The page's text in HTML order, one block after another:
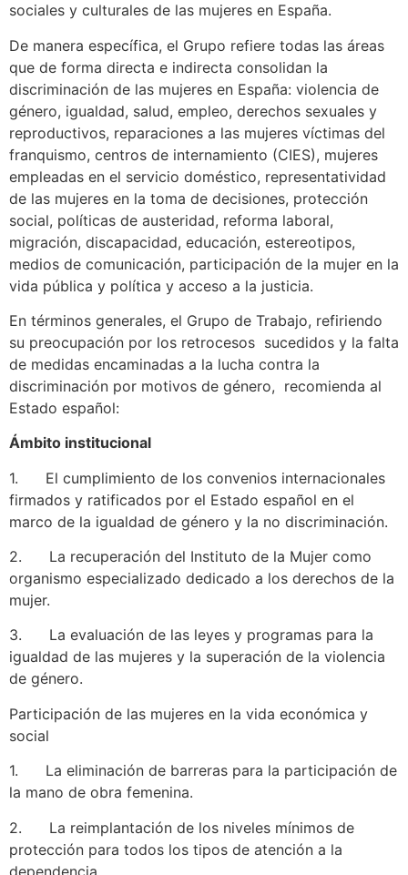
sociales y culturales de las mujeres en España.
De manera específica, el Grupo refiere todas las áreas
que de forma directa e indirecta consolidan la
discriminación de las mujeres en España: violencia de
género, igualdad, salud, empleo, derechos sexuales y
reproductivos, reparaciones a las mujeres víctimas del
franquismo, centros de internamiento (CIES), mujeres
empleadas en el servicio doméstico, representatividad
de las mujeres en la toma de decisiones, protección
social, políticas de austeridad, reforma laboral,
migración, discapacidad, educación, estereotipos,
medios de comunicación, participación de la mujer en la
vida pública y política y acceso a la justicia.
En términos generales, el Grupo de Trabajo, refiriendo
su preocupación por los retrocesos sucedidos y la falta
de medidas encaminadas a la lucha contra la
discriminación por motivos de género, recomienda al
Estado español:
Ámbito institucional
1. El cumplimiento de los convenios internacionales
firmados y ratificados por el Estado español en el
marco de la igualdad de género y la no discriminación.
2. La recuperación del Instituto de la Mujer como
organismo especializado dedicado a los derechos de la
mujer.
3. La evaluación de las leyes y programas para la
igualdad de las mujeres y la superación de la violencia
de género.
Participación de las mujeres en la vida económica y
social
1. La eliminación de barreras para la participación de
la mano de obra femenina.
2. La reimplantación de los niveles mínimos de
protección para todos los tipos de atención a la
dependencia.